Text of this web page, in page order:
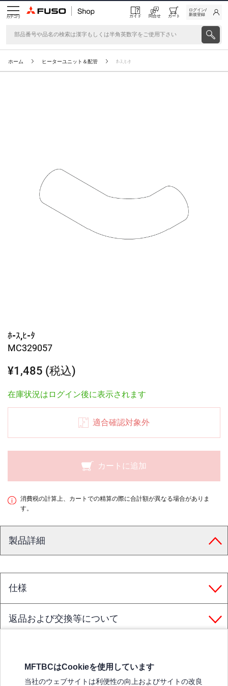
カテゴリ ガイド 問合せ カート
ログイン/
新規登録
ホーム ヒーターユニット＆配管 ﾎ-ｽ,ﾋ-ﾀ
ﾎ-ｽ,ﾋ-ﾀ
MC329057
¥1,485 (税込)
在庫状況はログイン後に表示されます
適合確認対象外
カートに追加
消費税の計算上、カートでの精算の際に合計額が異なる場合がありま
す。
製品詳細
仕様
返品および交換等について
MFTBCはCookieを使用しています
当社のウェブサイトは利便性の向上およびサイトの改良